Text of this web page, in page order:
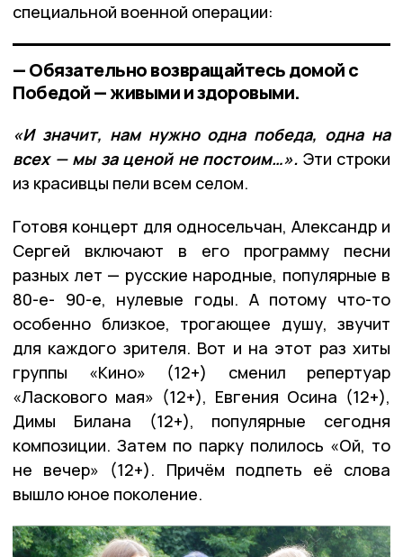
специальной военной операции:
— Обязательно возвращайтесь домой с
Победой — живыми и здоровыми.
«И значит, нам нужно одна победа, одна на
всех — мы за ценой не постоим…». Эти строки
из красивцы пели всем селом.
Готовя концерт для односельчан, Александр и
Сергей включают в его программу песни
разных лет — русские народные, популярные в
80-е- 90-е, нулевые годы. А потому что-то
особенно близкое, трогающее душу, звучит
для каждого зрителя. Вот и на этот раз хиты
группы «Кино» (12+) сменил репертуар
«Ласкового мая» (12+), Евгения Осина (12+),
Димы Билана (12+), популярные сегодня
композиции. Затем по парку полилось «Ой, то
не вечер» (12+). Причём подпеть её слова
вышло юное поколение.